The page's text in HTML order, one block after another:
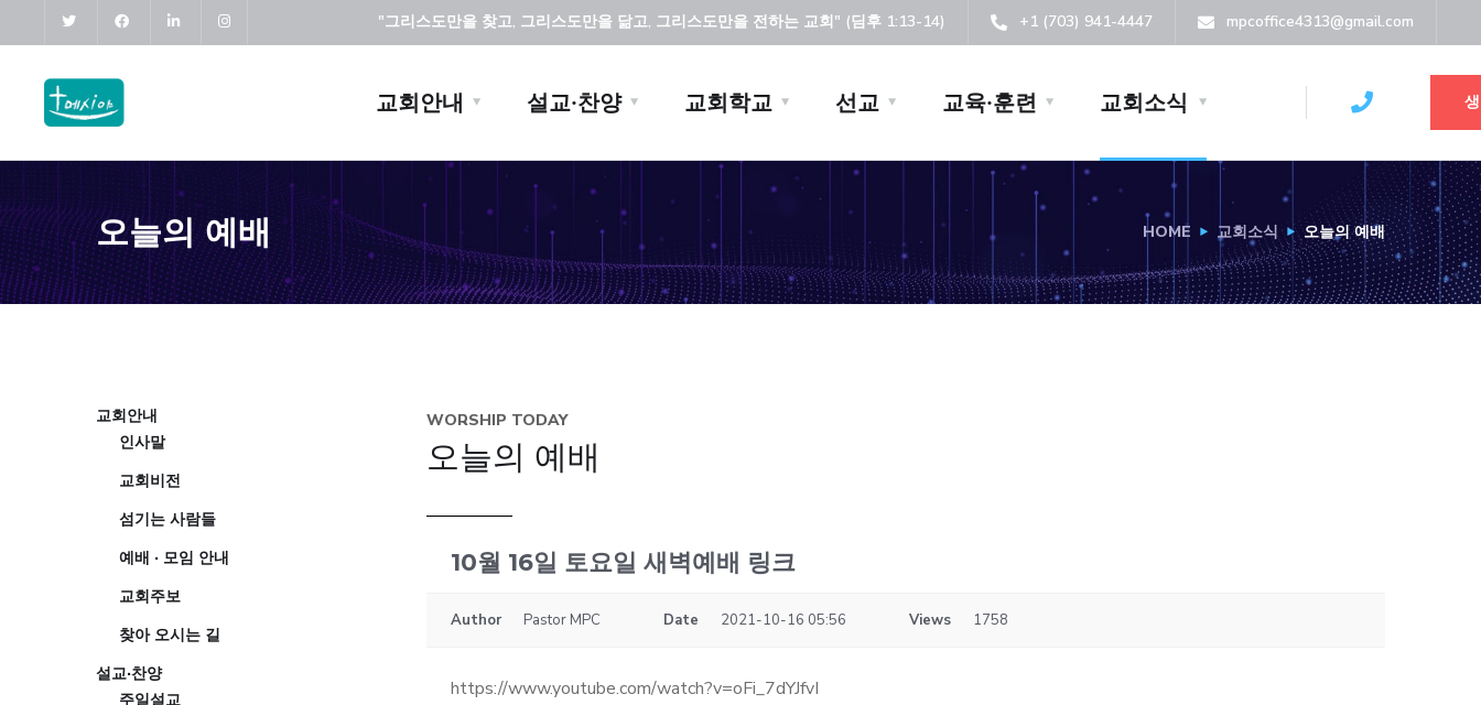
+1 (703) 941-4447 mpcoffice4313@gmail.com
"그리스도만을 찾고, 그리스도만을 닮고, 그리스도만을 전하는 교회" (딤후 1:13-14)
교회안내 설교·찬양 교회학교 선교 교육·훈련 교회소식
오늘의 예배 HOME 교회소식 오늘의 예배
WORSHIP TODAY
오늘의 예배
10월 16일 토요일 새벽예배 링크
Author Pastor MPC Date 2021-10-16 05:56 Views 1758
https://www.youtube.com/watch?v=oFi_7dYJfvI
교회안내
인사말
교회비전
섬기는 사람들
예배 · 모임 안내
교회주보
찾아 오시는 길
설교·찬양
주일설교